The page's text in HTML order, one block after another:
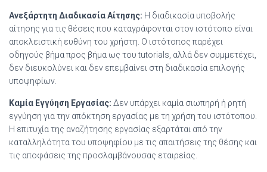
Ανεξάρτητη Διαδικασία Αίτησης: Η διαδικασία υποβολής
αίτησης για τις θέσεις που καταγράφονται στον ιστότοπο είναι
αποκλειστική ευθύνη του χρήστη. Ο ιστότοπος παρέχει
οδηγούς βήμα προς βήμα ως του tutorials, αλλά δεν συμμετέχει,
δεν διευκολύνει και δεν επεμβαίνει στη διαδικασία επιλογής
υποψηφίων.
Καμία Εγγύηση Εργασίας: Δεν υπάρχει καμία σιωπηρή ή ρητή
εγγύηση για την απόκτηση εργασίας με τη χρήση του ιστότοπου.
Η επιτυχία της αναζήτησης εργασίας εξαρτάται από την
καταλληλότητα του υποψηφίου με τις απαιτήσεις της θέσης και
τις αποφάσεις της προσλαμβάνουσας εταιρείας.